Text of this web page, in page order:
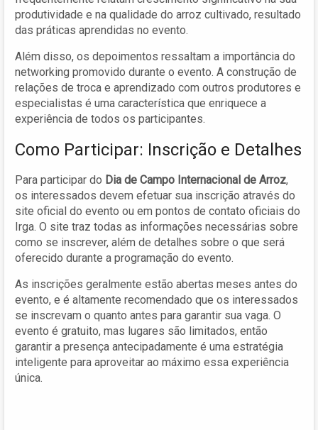
produtividade e na qualidade do arroz cultivado, resultado
das práticas aprendidas no evento.
Além disso, os depoimentos ressaltam a importância do
networking promovido durante o evento. A construção de
relações de troca e aprendizado com outros produtores e
especialistas é uma característica que enriquece a
experiência de todos os participantes.
Como Participar: Inscrição e Detalhes
Para participar do Dia de Campo Internacional de Arroz,
os interessados devem efetuar sua inscrição através do
site oficial do evento ou em pontos de contato oficiais do
Irga. O site traz todas as informações necessárias sobre
como se inscrever, além de detalhes sobre o que será
oferecido durante a programação do evento.
As inscrições geralmente estão abertas meses antes do
evento, e é altamente recomendado que os interessados
se inscrevam o quanto antes para garantir sua vaga. O
evento é gratuito, mas lugares são limitados, então
garantir a presença antecipadamente é uma estratégia
inteligente para aproveitar ao máximo essa experiência
única.